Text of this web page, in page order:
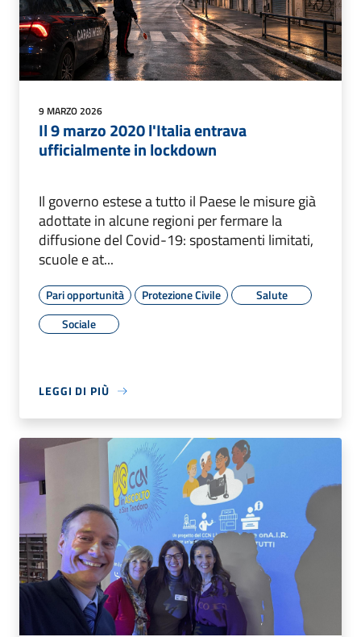
9 MARZO 2026
Il 9 marzo 2020 l'Italia entrava
ufficialmente in lockdown
Il governo estese a tutto il Paese le misure già
adottate in alcune regioni per fermare la
diffusione del Covid-19: spostamenti limitati,
scuole e at...
Pari opportunità Protezione Civile
Salute
Sociale
LEGGI DI PIÙ